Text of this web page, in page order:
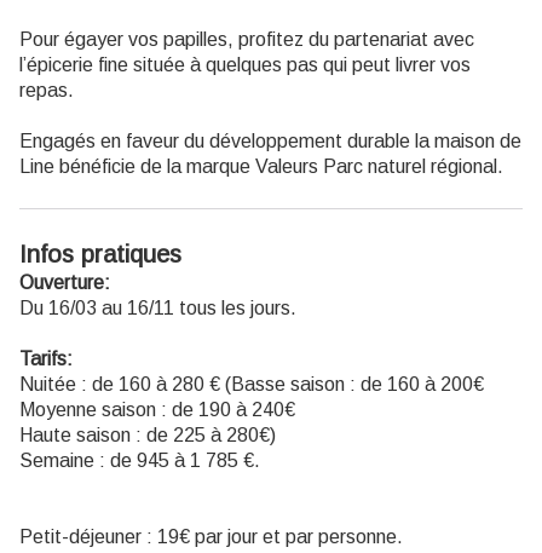
Pour égayer vos papilles, profitez du partenariat avec
l’épicerie fine située à quelques pas qui peut livrer vos
repas.
Engagés en faveur du développement durable la maison de
Line bénéficie de la marque Valeurs Parc naturel régional.
Infos pratiques
Ouverture:
Du 16/03 au 16/11 tous les jours.
Tarifs:
Nuitée : de 160 à 280 € (Basse saison : de 160 à 200€
Moyenne saison : de 190 à 240€
Haute saison : de 225 à 280€)
Semaine : de 945 à 1 785 €.
Petit-déjeuner : 19€ par jour et par personne.